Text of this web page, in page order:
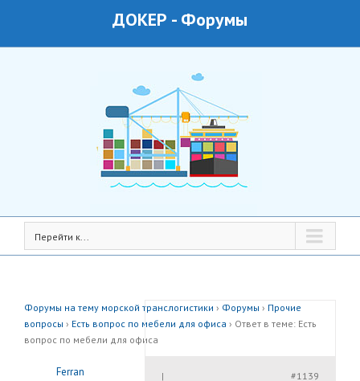
ДОКЕР - Форумы
Перейти к...
Форумы на тему морской транслогистики › Форумы › Прочие
вопросы › Есть вопрос по мебели для офиса › Ответ в теме: Есть
вопрос по мебели для офиса
Ferran
#1139
|